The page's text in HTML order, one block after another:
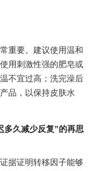
重要。建议使用温和
用刺激性强的肥皂或
不宜过高；洗完澡后
品，以保持皮肤水
多久减少反复”的再思
据证明转移因子能够